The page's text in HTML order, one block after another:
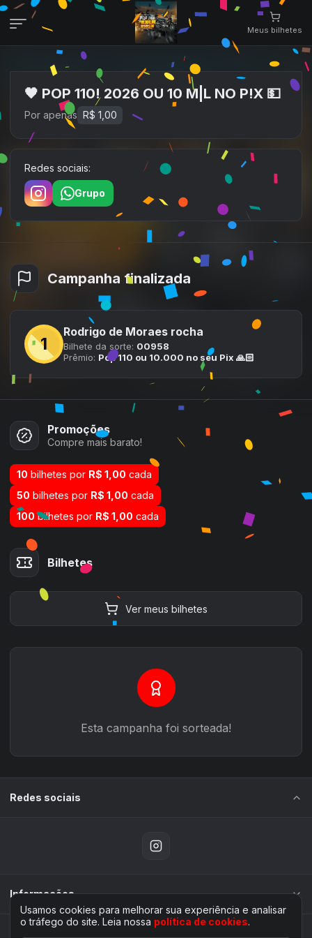
Meus bilhetes
bilhetes
Campanhas
Veja todas as campanhas disponíveis
Veja todos os seus pedidos
Área de afiliados
Contato
Meus bilhetes
🖤 POP 110! 2026 OU 10 M|L NO P!X 💵
Por apenas R$ 1,00
Redes sociais:
Grupo
Campanha finalizada
1
Rodrigo de Moraes rocha
Bilhete da sorte: 00958
Prêmio: Pop 110 ou 10.000 no seu Pix 🙏🏻
Promoções
Compre mais barato!
10 bilhetes por R$ 1,00 cada
50 bilhetes por R$ 1,00 cada
100bilhetes por R$ 1,00 cada
Bilhetes
Ver meus bilhetes
Esta campanha foi sorteada!
Redes sociais
Informações
Usamos cookies para melhorar sua experiência e analisar
o tráfego do site. Leia nossa política de cookies.